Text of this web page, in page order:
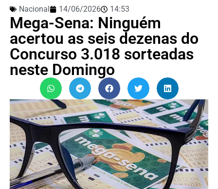
Nacional 14/06/2026 14:53
Mega-Sena: Ninguém
acertou as seis dezenas do
Concurso 3.018 sorteadas
neste Domingo